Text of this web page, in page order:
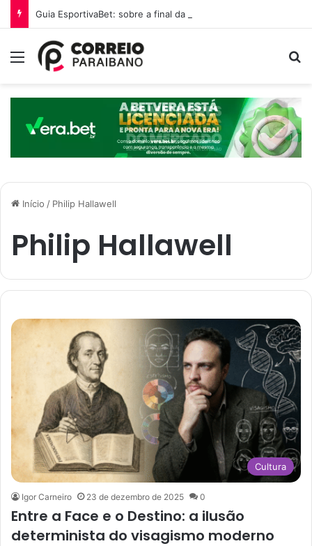
Guia EsportivaBet: sobre a final da Copa do Mundo 2026
Menu
Início / Philip Hallawell
Philip Hallawell
Cultura
Igor Carneiro 23 de dezembro de 2025 0
Entre a Face e o Destino: a ilusão
determinista do visagismo moderno